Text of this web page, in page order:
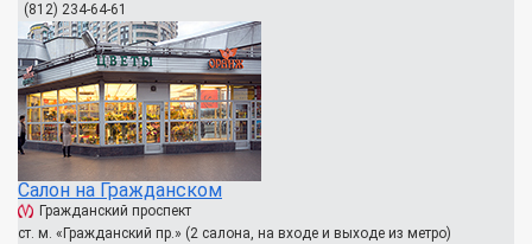
(812) 234-64-61
Салон на Гражданском
Гражданский проспект
ст. м. «Гражданский пр.» (2 салона, на входе и выходе из метро)